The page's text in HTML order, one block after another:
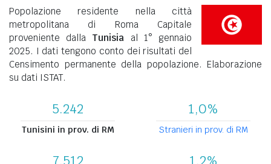
Popolazione residente nella città
metropolitana di Roma Capitale
proveniente dalla Tunisia al 1° gennaio
2025. I dati tengono conto dei risultati del
Censimento permanente della popolazione. Elaborazione
su dati ISTAT.
5.242
Tunisini in prov. di RM
1,0%
Stranieri in prov. di RM
7.512 1,2%